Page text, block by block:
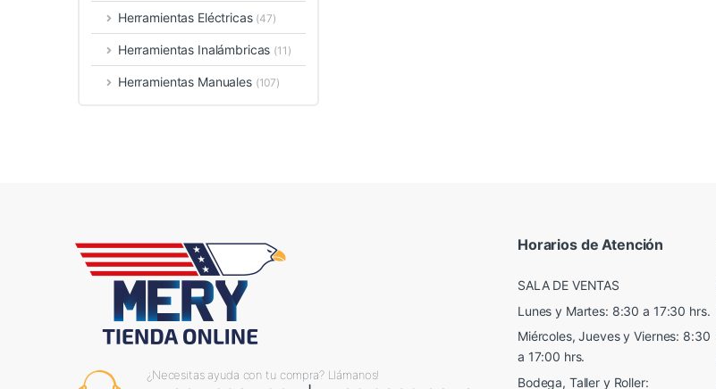
Herramientas Eléctricas (47)
Herramientas Inalámbricas (11)
Herramientas Manuales (107)
¿Necesitas ayuda con tu compra? Llámanos!
Horarios de Atención
SALA DE VENTAS
Lunes y Martes: 8:30 a 17:30 hrs.
Miércoles, Jueves y Viernes: 8:30
a 17:00 hrs.
Bodega, Taller y Roller: